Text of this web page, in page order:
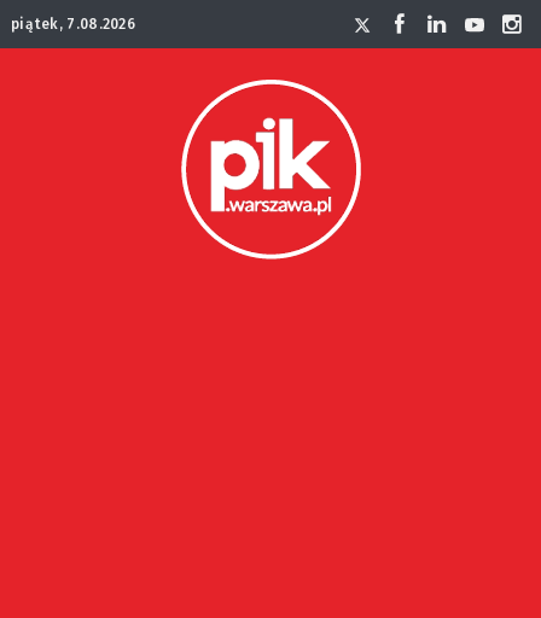
piątek, 7.08.2026